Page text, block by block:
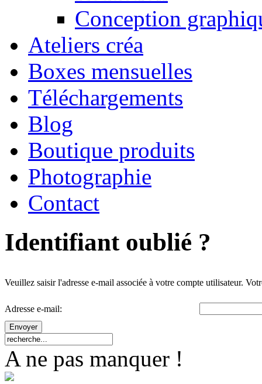
Conception
Ateliers créa
Boxes mensuelles
Téléchargements
Blog
Boutique produits
Photographie
Contact
Identifiant oublié ?
Veuillez saisir l'adresse e-mail associée à votre compte utilisateur.
Adresse e-mail:
Envoyer
A ne pas manquer !